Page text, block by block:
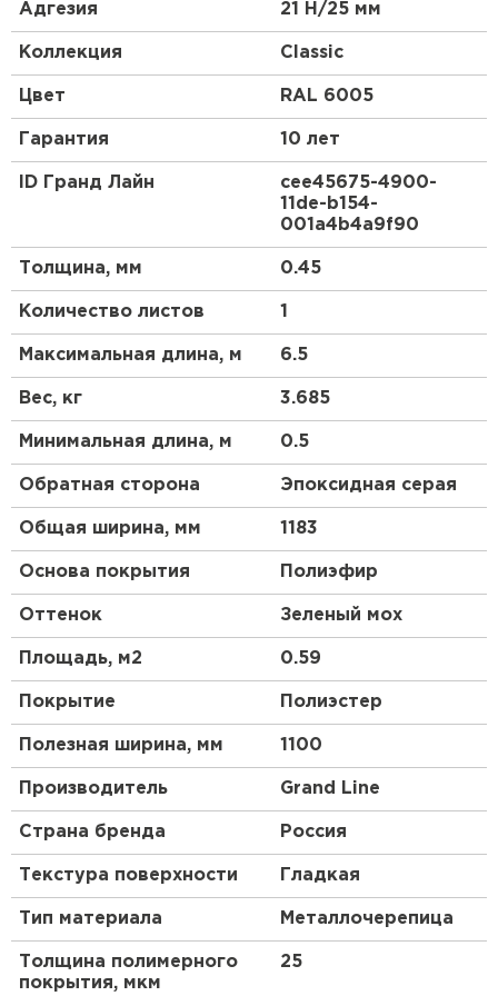
Эта металлочерепица в скандинавском стиле
станет отличным акцентом Вашего дома.
Красивый и гармоничный внешний вид, классика
линий позволяют металлочерепице Classic
органично сочетаться как с природным
ландшафтом, так и с любым архитектурным
стилем самого дома.
Для обустройства кровли компания Grand Line
предлагает приобрести металлочерепицу Classic.
Ассортимент продукции имеет сертификаты,
подтверждающие ее качество и безопасность
использования.
Адгезия 21 Н/25 мм
Коллекция Classic
Цвет RAL 6005
Гарантия 10 лет
ID Гранд Лайн
cee45675-4900-
11de-b154-
001a4b4a9f90
Толщина, мм 0.45
Количество листов 1
Максимальная длина, м 6.5
Вес, кг 3.685
Минимальная длина, м 0.5
Обратная сторона Эпоксидная серая
Общая ширина, мм 1183
Основа покрытия Полиэфир
Оттенок Зеленый мох
Площадь, м2 0.59
Покрытие Полиэстер
Полезная ширина, мм 1100
Производитель Grand Line
Страна бренда Россия
Текстура поверхности Гладкая
Тип материала Металлочерепица
Толщина полимерного
покрытия, мкм
25